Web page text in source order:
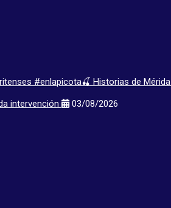
#enlapicota🍒 Historias de Mérida
intervención
03/08/2026